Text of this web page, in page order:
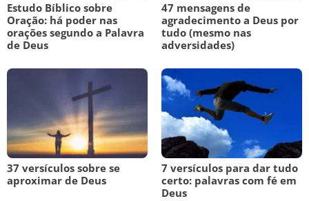
Estudo Bíblico sobre
Oração: há poder nas
orações segundo a Palavra
de Deus
47 mensagens de
agradecimento a Deus por
tudo (mesmo nas
adversidades)
37 versículos sobre se
aproximar de Deus
7 versículos para dar tudo
certo: palavras com fé em
Deus